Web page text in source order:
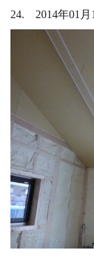
24. 2014年01月